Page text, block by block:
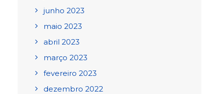
junho 2023
maio 2023
abril 2023
março 2023
fevereiro 2023
dezembro 2022